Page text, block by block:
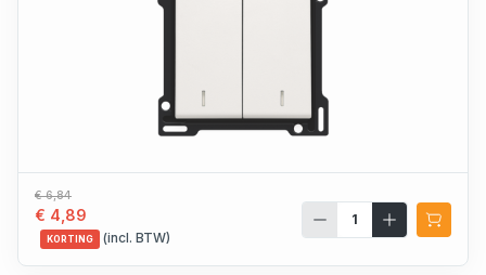
€ 6,84
€ 4,89
KORTING (incl. BTW)